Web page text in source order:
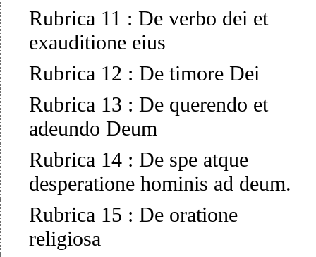
Rubrica 11 : De verbo dei et
exauditione eius
Rubrica 12 : De timore Dei
Rubrica 13 : De querendo et
adeundo Deum
Rubrica 14 : De spe atque
desperatione hominis ad deum.
Rubrica 15 : De oratione
religiosa